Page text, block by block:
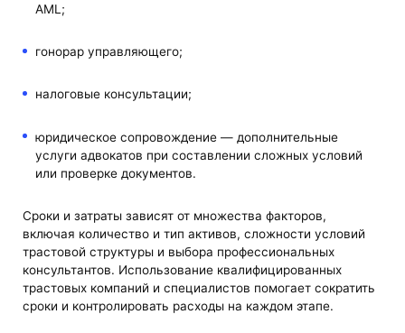
AML;
гонорар управляющего;
налоговые консультации;
юридическое сопровождение — дополнительные
услуги адвокатов при составлении сложных условий
или проверке документов.
Сроки и затраты зависят от множества факторов,
включая количество и тип активов, сложности условий
трастовой структуры и выбора профессиональных
консультантов. Использование квалифицированных
трастовых компаний и специалистов помогает сократить
сроки и контролировать расходы на каждом этапе.